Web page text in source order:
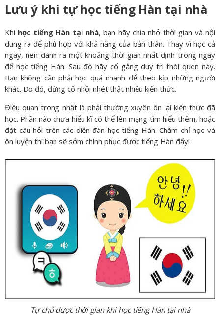
Lưu ý khi tự học tiếng Hàn tại nhà
Khi học tiếng Hàn tại nhà, bạn hãy chia nhỏ thời gian và nội
dung ra để phù hợp với khả năng của bản thân. Thay vì học cả
ngày, nên dành ra một khoảng thời gian nhất định trong ngày
để học tiếng Hàn. Sau đó hãy cố gắng duy trì thói quen này.
Bạn không cần phải học quá nhanh để theo kịp những người
khác. Do đó, đừng cố nhồi nhét thật nhiều kiến thức.
Điều quan trọng nhất là phải thường xuyên ôn lại kiến thức đã
học. Phần nào chưa hiểu kĩ có thể lên mạng tìm hiểu thêm, hoặc
đặt câu hỏi trên các diễn đàn học tiếng Hàn. Chăm chỉ học và
ôn luyện thì bạn sẽ sớm chinh phục được tiếng Hàn đấy!
Tự chủ được thời gian khi học tiếng Hàn tại nhà